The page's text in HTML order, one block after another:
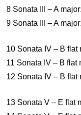
8 Sonata III – A
9 Sonata III – A
10 Sonata IV – B flat
11 Sonata IV – B flat
12 Sonata IV – B flat
13 Sonata V – E flat